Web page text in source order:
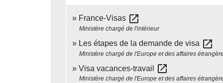
France-Visas open_in_new
Ministère chargé de l'intérieur
Les étapes de la demande de visa open_in_new
Ministère chargé de l'Europe et des affaires
Visa vacances-travail open_in_new
Ministère chargé de l'Europe et des affaires